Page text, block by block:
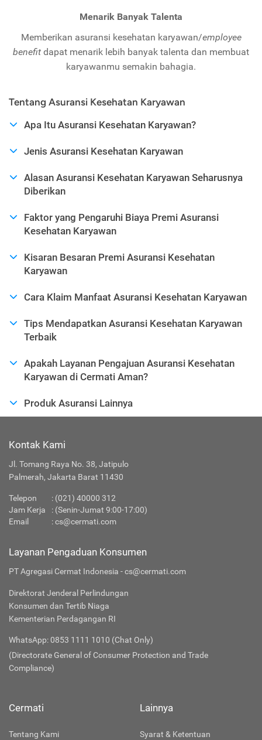
Menarik Banyak Talenta
Memberikan asuransi kesehatan karyawan/employee
benefit dapat menarik lebih banyak talenta dan membuat
karyawanmu semakin bahagia.
Tentang Asuransi Kesehatan Karyawan
Apa Itu Asuransi Kesehatan Karyawan?
Jenis Asuransi Kesehatan Karyawan
Alasan Asuransi Kesehatan Karyawan Seharusnya
Diberikan
Faktor yang Pengaruhi Biaya Premi Asuransi
Kesehatan Karyawan
Kisaran Besaran Premi Asuransi Kesehatan
Karyawan
Cara Klaim Manfaat Asuransi Kesehatan Karyawan
Tips Mendapatkan Asuransi Kesehatan Karyawan
Terbaik
Apakah Layanan Pengajuan Asuransi Kesehatan
Karyawan di Cermati Aman?
Produk Asuransi Lainnya
Kontak Kami
Jl. Tomang Raya No. 38, Jatipulo
Palmerah, Jakarta Barat 11430
Telepon : (021) 40000 312
Jam Kerja
: (Senin-Jumat 9:00-17:00)
Email
:cs@cermati.com
Layanan Pengaduan Konsumen
PT Agregasi Cermat Indonesia - cs@cermati.com
Direktorat Jenderal Perlindungan
Konsumen dan Tertib Niaga
Kementerian Perdagangan RI
WhatsApp: 0853 1111 1010 (Chat Only)
(Directorate General of Consumer Protection and Trade
Compliance)
Cermati
Tentang Kami
Lainnya
Syarat & Ketentuan